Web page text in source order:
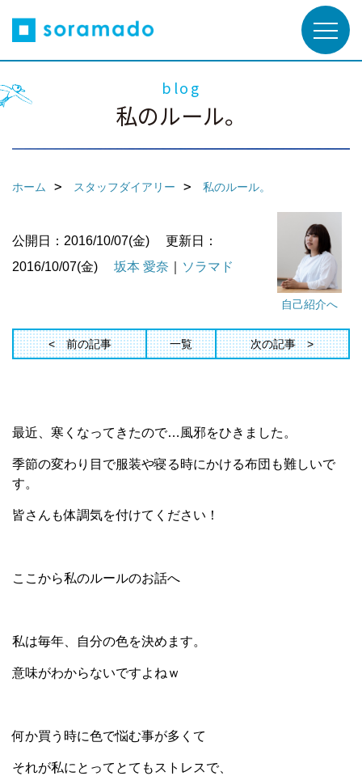
blog
私のルール。
ホーム スタッフダイアリー 私のルール。
自己紹介へ
公開日：2016/10/07(金)
更新日：
2016/10/07(金)
坂本 愛奈 ソラマド
前の記事 一覧 次の記事
最近、寒くなってきたので…風邪をひきました。
季節の変わり目で服装や寝る時にかける布団も難しいで
す。
皆さんも体調気を付けてください！
ここから私のルールのお話へ
私は毎年、自分の色を決めます。
意味がわからないですよねｗ
何か買う時に色で悩む事が多くて
それが私にとってとてもストレスで、